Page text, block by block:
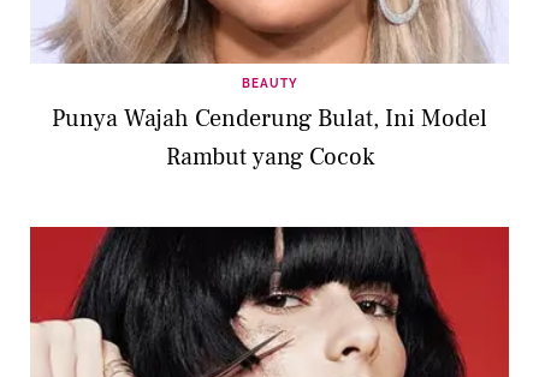
BEAUTY
Punya Wajah Cenderung Bulat, Ini Model
Rambut yang Cocok